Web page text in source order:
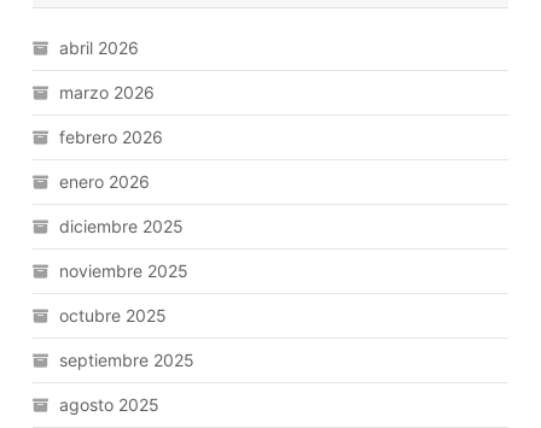
abril 2026
marzo 2026
febrero 2026
enero 2026
diciembre 2025
noviembre 2025
octubre 2025
septiembre 2025
agosto 2025